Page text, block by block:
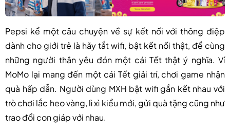
Pepsi kể một câu chuyện về sự kết nối với thông điệp
dành cho giới trẻ là hãy tắt wifi, bật kết nối thật, để cùng
những người thân yêu đón một cái Tết thật ý nghĩa. Ví
MoMo lại mang đến một cái Tết giải trí, chơi game nhận
quà hấp dẫn. Người dùng MXH bật wifi gắn kết nhau với
trò chơi lắc heo vàng, lì xì kiểu mới, gửi quà tặng cũng như
trao đổi con giáp với nhau.